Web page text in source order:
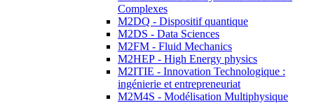
Complexes
M2DQ - Dispositif quantique
M2DS - Data Sciences
M2FM - Fluid Mechanics
M2HEP - High Energy physics
M2ITIE - Innovation Technologique :
ingénierie et entrepreneuriat
M2M4S - Modélisation Multiphysique